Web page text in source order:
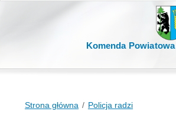
Komenda
Strona główna Policja radzi